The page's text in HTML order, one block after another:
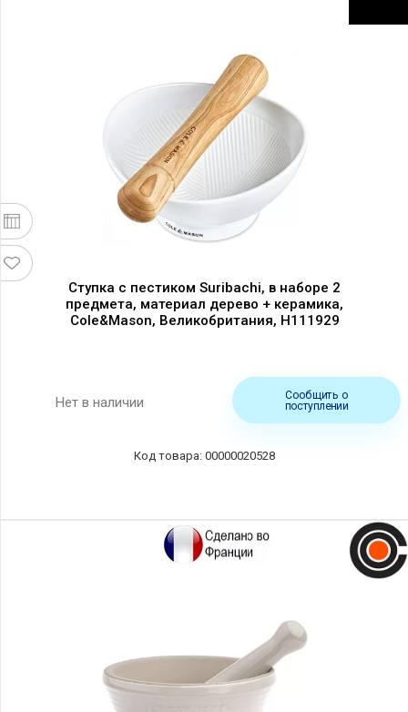
Ступка с пестиком Suribachi, в наборе 2
предмета, материал дерево + керамика,
Cole&Mason, Великобритания, H111929
Нет в наличии
Сообщить о
поступлении
00000020528